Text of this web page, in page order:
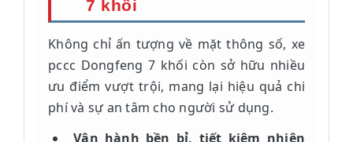
7 khối
Không chỉ ấn tượng về mặt thông số, xe
pccc Dongfeng 7 khối còn sở hữu nhiều
ưu điểm vượt trội, mang lại hiệu quả chi
phí và sự an tâm cho người sử dụng.
Vận hành bền bỉ, tiết kiệm nhiên